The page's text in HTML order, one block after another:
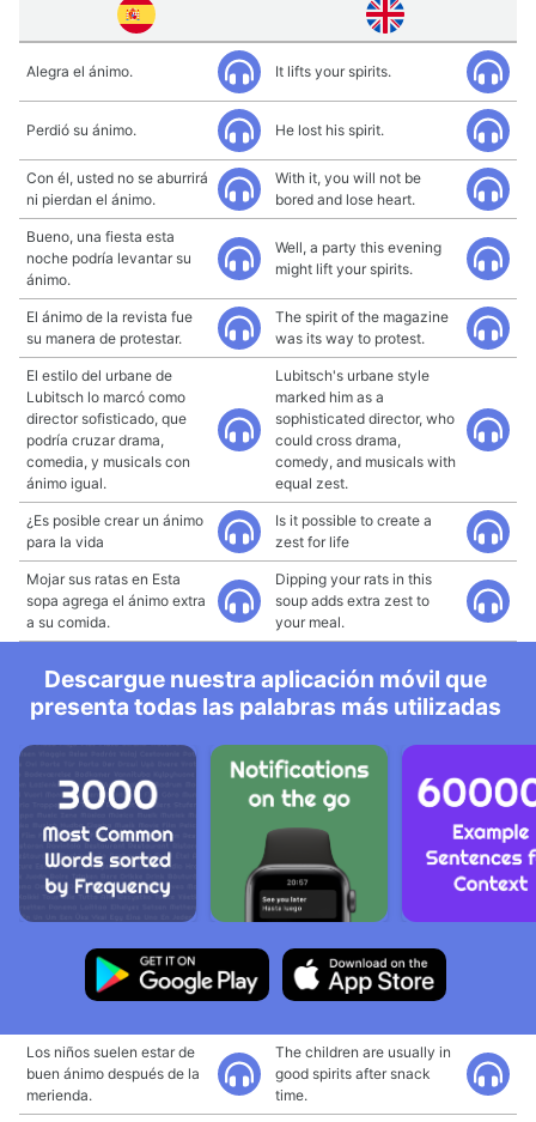
Alegra el ánimo. It lifts your spirits.
Perdió su ánimo. He lost his spirit.
Con él, usted no se aburrirá
ni pierdan el ánimo.
With it, you will not be
bored and lose heart.
Bueno, una fiesta esta
noche podría levantar su
ánimo.
Well, a party this evening
might lift your spirits.
El ánimo de la revista fue
su manera de protestar.
The spirit of the magazine
was its way to protest.
El estilo del urbane de
Lubitsch lo marcó como
director sofisticado, que
podría cruzar drama,
comedia, y musicals con
ánimo igual.
Lubitsch's urbane style
marked him as a
sophisticated director, who
could cross drama,
comedy, and musicals with
equal zest.
¿Es posible crear un ánimo
para la vida
Is it possible to create a
zest for life
Mojar sus ratas en Esta
sopa agrega el ánimo extra
a su comida.
Dipping your rats in this
soup adds extra zest to
your meal.
Descargue nuestra aplicación móvil que
presenta todas las palabras más utilizadas
Los niños suelen estar de
buen ánimo después de la
merienda.
The children are usually in
good spirits after snack
time.